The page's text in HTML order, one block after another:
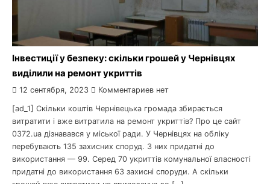
Інвестиції у безпеку: скільки грошей у Чернівцях
виділили на ремонт укриттів
12 сентября, 2023 Комментариев нет
[ad_1] Скільки коштів Чернівецька громада збирається
витратити і вже витратила на ремонт укриттів? Про це сайт
0372.ua дізнавався у міської ради. У Чернівцях на обліку
перебувають 135 захисних споруд. З них придатні до
використання — 99. Серед 70 укриттів комунальної власності
придатні до використання 63 захисні споруди. А скільки